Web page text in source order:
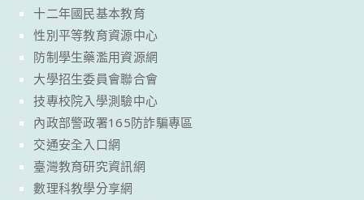
十二年國民基本教育
性別平等教育資源中心
防制學生藥濫用資源網
大學招生委員會聯合會
技專校院入學測驗中心
內政部警政署165防詐騙專區
交通安全入口網
臺灣教育研究資訊網
數理科教學分享網